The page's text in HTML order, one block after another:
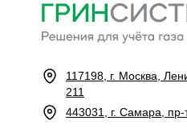
117198, г. Москва,
211
443031, г. Самара,